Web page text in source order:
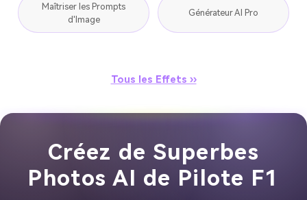
Maîtriser les Prompts
d'Image
Générateur AI Pro
Tous les Effets ››
Créez de Superbes
Photos AI de Pilote F1